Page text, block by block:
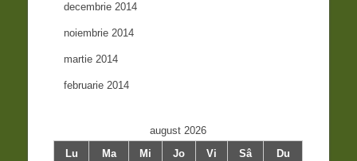
decembrie 2014
noiembrie 2014
martie 2014
februarie 2014
august 2026
Lu
Ma Mi Jo Vi Sâ Du